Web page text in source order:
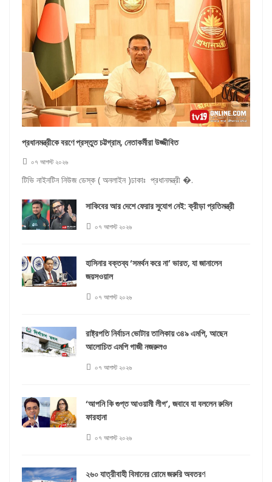
প্রধানমন্ত্রীকে বরণে প্রস্তুত চট্টগ্রাম, নেতাকর্মীরা উজ্জীবিত
০৭ আগস্ট ২০২৬
টিভি নাইনটিন নিউজ ডেস্ক ( অনলাইন )ঢাকাঃ প্রধানমন্ত্রী �.
সাকিবের আর দেশে ফেরার সুযোগ নেই: ক্রীড়া প্রতিমন্ত্রী
০৭ আগস্ট ২০২৬
হাসিনার বক্তব্য ‘সমর্থন করে না’ ভারত, যা জানালেন
জয়সওয়াল
০৭ আগস্ট ২০২৬
রাষ্ট্রপতি নির্বাচন ভোটার তালিকায় ৩৪৯ এমপি, আছেন
আলোচিত এমপি গাজী নজরুলও
০৭ আগস্ট ২০২৬
‘আপনি কি গুপ্ত আওয়ামী লীগ’, জবাবে যা বললেন রুমিন
ফারহানা
০৭ আগস্ট ২০২৬
২৬০ যাত্রীবাহী বিমানের রোমে জরুরি অবতরণ